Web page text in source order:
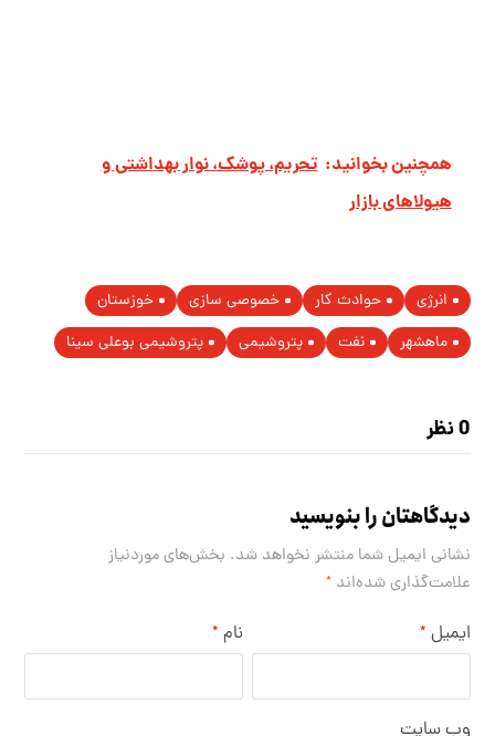
همچنین بخوانید: تحریم، پوشک، نوار بهداشتی و
هیولاهای بازار
انرژی حوادث کار خصوصی سازی
خوزستان
ماهشهر
نفت پتروشیمی پتروشیمی بوعلی سینا
0 نظر
دیدگاهتان را بنویسید
نشانی ایمیل شما منتشر نخواهد شد. بخش‌های موردنیاز
علامت‌گذاری شده‌اند*
نام * ایمیل *